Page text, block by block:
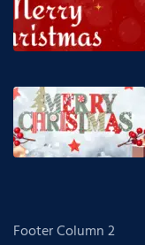
Footer Column 2